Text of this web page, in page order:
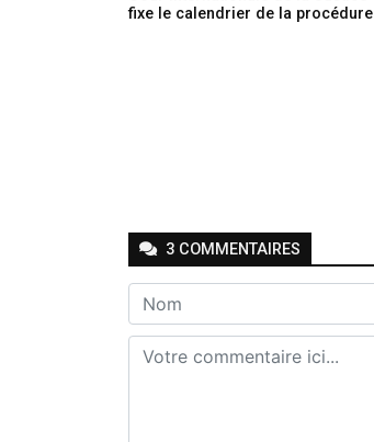
fixe le calendrier de la procédure
3 COMMENTAIRES